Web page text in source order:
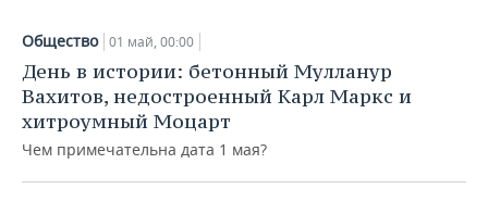
КОРОЛИ ГОСЗАКАЗА ПФО
ВУЗЫ ТАТАРСТАНА
КОМУ ПРИНАДЛЕЖАТ
ТОРГОВЫЕ ЦЕНТРЫ
ТАТАРСТАНА
ФИНАНСЫ
БАНКИ
БЮДЖЕТ
ИНВЕСТИЦИИ
НОВОСТИ
ПРОМЫШЛЕННОСТИ
АГРОПРОМ
МАШИНОСТРОЕНИЕ
НЕДВИЖИМОСТЬ
НОВОСТИ НЕДВИЖИМОСТИ
АВТО
НОВОСТИ АВТО
БИЗНЕС
НОВОСТИ БИЗНЕСА
ТЕХНОЛОГИИ
Общество 01 май, 00:00
День в истории: бетонный Мулланур
Вахитов, недостроенный Карл Маркс и
хитроумный Моцарт
Чем примечательна дата 1 мая?